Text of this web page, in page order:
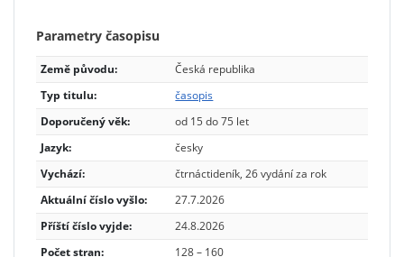
Parametry časopisu
Země původu:
Česká republika
Typ titulu:
časopis
Doporučený věk:
od 15 do 75 let
Jazyk:
česky
Vychází:
čtrnáctideník, 26 vydání za rok
Aktuální číslo vyšlo:
27.7.2026
Příští číslo vyjde:
24.8.2026
Počet stran:
128 – 160